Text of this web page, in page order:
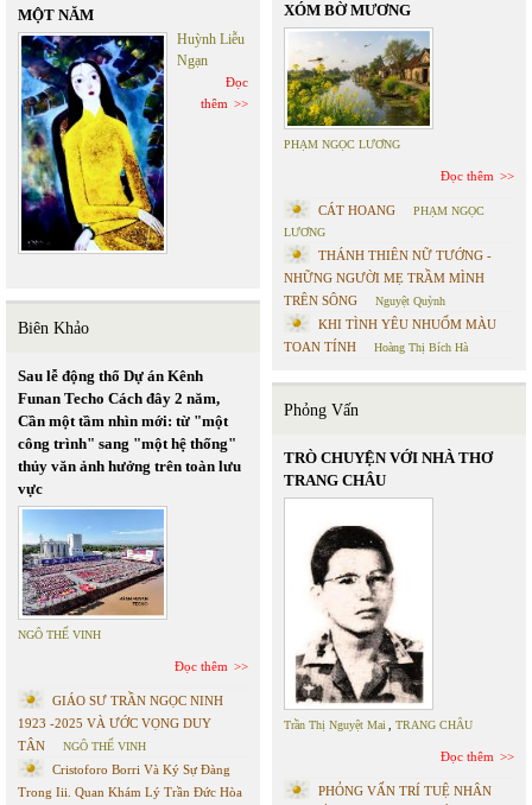
MỘT NĂM
Huỳnh Liễu
Ngạn
Đọc
thêm
Biên Khảo
Sau lễ động thổ Dự án Kênh
Funan Techo Cách đây 2 năm,
Cần một tầm nhìn mới: từ "một
công trình" sang "một hệ thống"
thủy văn ảnh hưởng trên toàn lưu
vực
NGÔ THẾ VINH
Đọc thêm
GIÁO SƯ TRẦN NGỌC NINH
1923 -2025 VÀ ƯỚC VỌNG DUY
TÂN
NGÔ THẾ VINH
Cristoforo Borri Và Ký Sự Đàng
Trong Iii. Quan Khám Lý Trần Đức Hòa
XÓM BỜ MƯƠNG
PHẠM NGỌC LƯƠNG
Đọc thêm
CÁT HOANG
PHẠM NGỌC
LƯƠNG
THÁNH THIÊN NỮ TƯỚNG -
NHỮNG NGƯỜI MẸ TRẦM MÌNH
TRÊN SÔNG
Nguyệt Quỳnh
KHI TÌNH YÊU NHUỐM MÀU
TOAN TÍNH
Hoàng Thị Bích Hà
Phỏng Vấn
TRÒ CHUYỆN VỚI NHÀ THƠ
TRANG CHÂU
Trần Thị Nguyệt Mai TRANG CHÂU
Đọc thêm
PHỎNG VẤN TRÍ TUỆ NHÂN